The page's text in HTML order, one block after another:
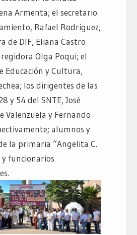
Armenta; el secretario
Rafael Rodríguez;
de DIF, Eliana Castro
Olga Poqui; el
Educación y Cultura,
los dirigentes de las
y 54 del SNTE, José
Valenzuela y Fernando
alumnos y
la primaria “Angelita C.
y funcionarios